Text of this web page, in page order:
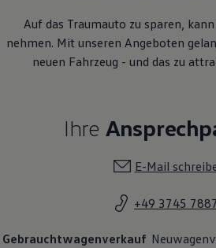
Auf das Traumauto zu sparen,
nehmen. Mit unseren Angeboten
neuen Fahrzeug - und das zu
Ihre
E-Mail
+49 3745
Gebrauchtwagenverkauf